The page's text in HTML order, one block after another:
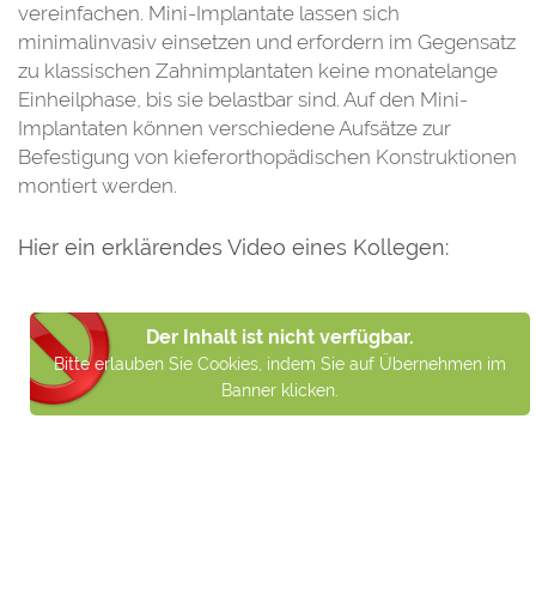
vereinfachen. Mini-Implantate lassen sich
minimalinvasiv einsetzen und erfordern im Gegensatz
zu klassischen Zahnimplantaten keine monatelange
Einheilphase, bis sie belastbar sind. Auf den Mini-
Implantaten können verschiedene Aufsätze zur
Befestigung von kieferorthopädischen Konstruktionen
montiert werden.
Hier ein erklärendes Video eines Kollegen:
Der Inhalt ist nicht verfügbar.
Bitte erlauben Sie Cookies, indem Sie auf Übernehmen im
Banner klicken.